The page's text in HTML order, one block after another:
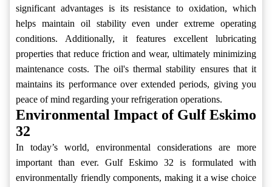
significant advantages is its resistance to oxidation, which
helps maintain oil stability even under extreme operating
conditions. Additionally, it features excellent lubricating
properties that reduce friction and wear, ultimately minimizing
maintenance costs. The oil's thermal stability ensures that it
maintains its performance over extended periods, giving you
peace of mind regarding your refrigeration operations.
Environmental Impact of Gulf Eskimo
32
In today’s world, environmental considerations are more
important than ever. Gulf Eskimo 32 is formulated with
environmentally friendly components, making it a wise choice